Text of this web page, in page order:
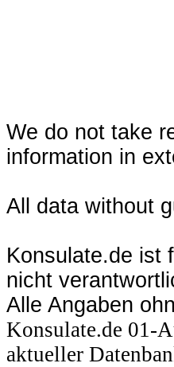
We do not take
information in
All data without
Konsulate.de ist
nicht
Alle Angaben
Konsulate.de 01-
aktueller